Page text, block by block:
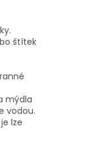
štítek
mýdla
vodou.
lze